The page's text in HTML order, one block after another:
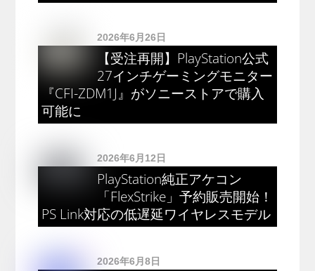
2026年6月26日
【受注再開】PlayStation公式
27インチゲーミングモニター
『CFI-ZDM1J』がソニーストアで購入
可能に
2026年6月12日
PlayStation純正アケコン
「FlexStrike」予約販売開始！
PS Link対応の低遅延ワイヤレスモデル
2026年6月8日